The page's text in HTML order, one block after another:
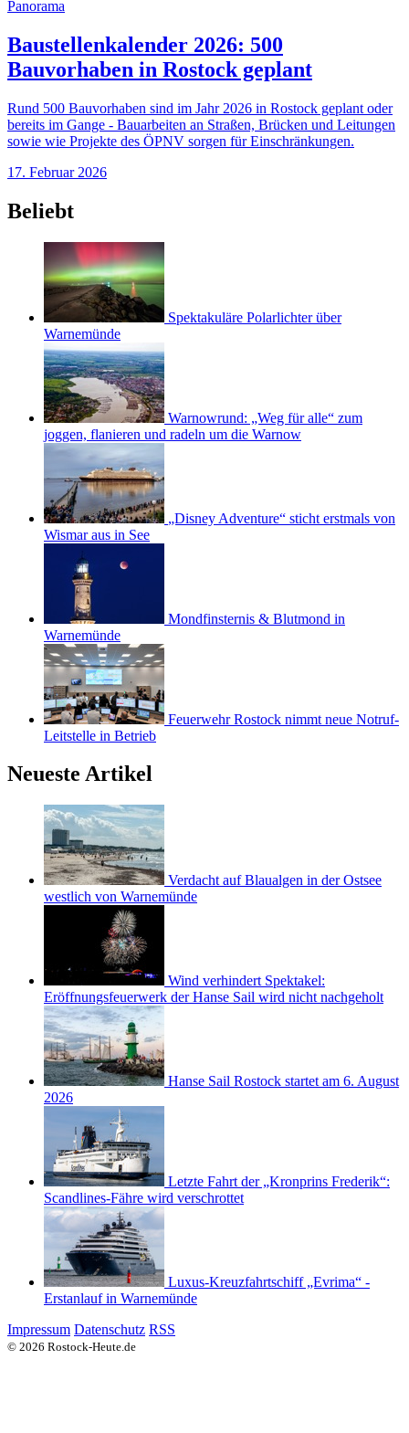
Panorama
Baustellenkalender 2026: 500
Bauvorhaben in Rostock geplant
Rund 500 Bauvorhaben sind im Jahr 2026 in Rostock geplant oder
bereits im Gange - Bauarbeiten an Straßen, Brücken und Leitungen
sowie wie Projekte des ÖPNV sorgen für Einschränkungen.
17. Februar 2026
Beliebt
Spektakuläre Polarlichter über
Warnemünde
Warnowrund: „Weg für alle“ zum
joggen, flanieren und radeln um die Warnow
„Disney Adventure“ sticht erstmals von
Wismar aus in See
Mondfinsternis & Blutmond in
Warnemünde
Feuerwehr Rostock nimmt neue Notruf-
Leitstelle in Betrieb
Neueste Artikel
Verdacht auf Blaualgen in der Ostsee
westlich von Warnemünde
Wind verhindert Spektakel:
Eröffnungsfeuerwerk der Hanse Sail wird nicht nachgeholt
Hanse Sail Rostock startet am 6. August
2026
Letzte Fahrt der „Kronprins Frederik“:
Scandlines-Fähre wird verschrottet
Luxus-Kreuzfahrtschiff „Evrima“ -
Erstanlauf in Warnemünde
Impressum Datenschutz RSS
© 2026 Rostock-Heute.de